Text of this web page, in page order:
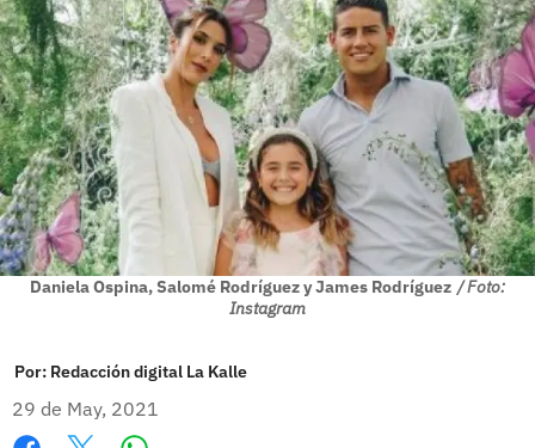
Daniela Ospina, Salomé Rodríguez y James Rodríguez / Foto:
Instagram
Por: Redacción digital La Kalle
29 de May, 2021